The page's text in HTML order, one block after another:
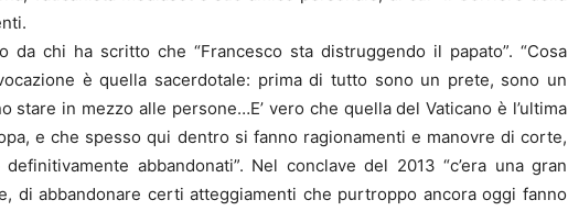
da chi ha scritto che “Francesco sta distruggendo il papato”. “Cosa
è quella sacerdotale: prima di tutto sono un prete, sono un
stare in mezzo alle persone…E’ vero che quella del Vaticano è l’ultima
e che spesso qui dentro si fanno ragionamenti e manovre di corte,
abbandonati”. Nel conclave del 2013 “c’era una gran
di abbandonare certi atteggiamenti che purtroppo ancora oggi fanno